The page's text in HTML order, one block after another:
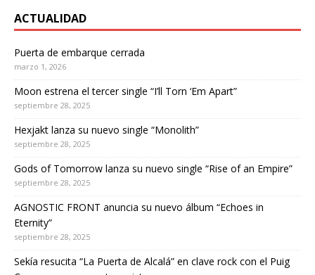
ACTUALIDAD
Puerta de embarque cerrada
marzo 1, 2026
Moon estrena el tercer single “I’ll Torn ‘Em Apart”
septiembre 28, 2025
Hexjakt lanza su nuevo single “Monolith”
septiembre 28, 2025
Gods of Tomorrow lanza su nuevo single “Rise of an Empire”
septiembre 28, 2025
AGNOSTIC FRONT anuncia su nuevo álbum “Echoes in
Eternity”
septiembre 28, 2025
Sekía resucita “La Puerta de Alcalá” en clave rock con el Puig